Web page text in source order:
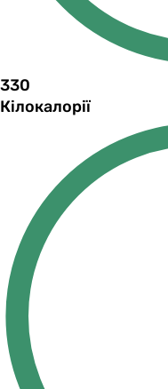
330
Кілокалорії